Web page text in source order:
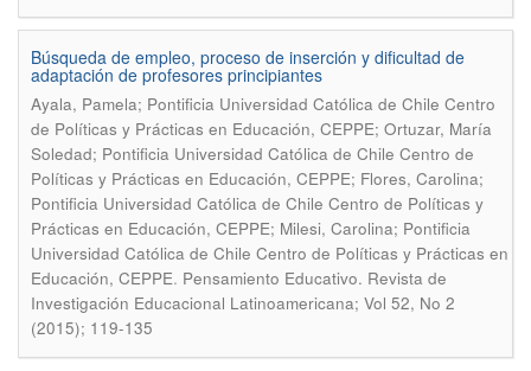
Búsqueda de empleo, proceso de inserción y dificultad de
adaptación de profesores principiantes
Ayala, Pamela; Pontificia Universidad Católica de Chile Centro
de Políticas y Prácticas en Educación, CEPPE; Ortuzar, María
Soledad; Pontificia Universidad Católica de Chile Centro de
Políticas y Prácticas en Educación, CEPPE; Flores, Carolina;
Pontificia Universidad Católica de Chile Centro de Políticas y
Prácticas en Educación, CEPPE; Milesi, Carolina; Pontificia
Universidad Católica de Chile Centro de Políticas y Prácticas en
Educación, CEPPE. Pensamiento Educativo. Revista de
Investigación Educacional Latinoamericana; Vol 52, No 2
(2015); 119-135